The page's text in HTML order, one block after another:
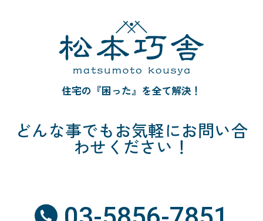
住宅の『困った』を全て解決！
どんな事でも お気軽にお問い合
わせください！